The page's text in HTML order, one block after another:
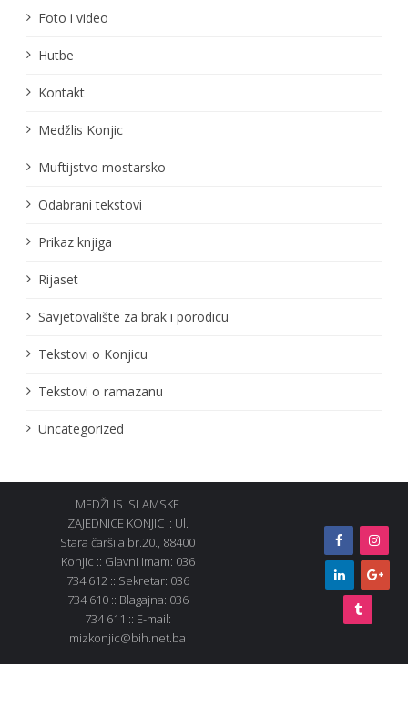
Foto i video
Hutbe
Kontakt
Medžlis Konjic
Muftijstvo mostarsko
Odabrani tekstovi
Prikaz knjiga
Rijaset
Savjetovalište za brak i porodicu
Tekstovi o Konjicu
Tekstovi o ramazanu
Uncategorized
MEDŽLIS ISLAMSKE
ZAJEDNICE KONJIC :: Ul.
Stara čaršija br.20., 88400
Konjic :: Glavni imam: 036
734 612 :: Sekretar: 036
734 610 :: Blagajna: 036
734 611 :: E-mail:
mizkonjic@bih.net.ba